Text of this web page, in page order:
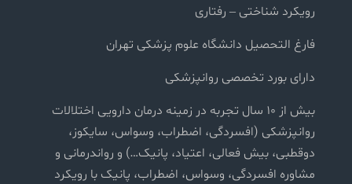
رویکرد شناختی – رفتاری
فارغ التحصیل دانشگاه علوم پزشکی تهران
دارای بورد تخصصی روانپزشکی
بیش از ۱۰ سال تجربه در زمینه درمان دارویی اختلالات
روانپزشکی (افسردگی، اضطراب، وسواس، سایکوز،
دوقطبی، بیش فعالی، اعتیاد، پانیک…) و رواندرمانی و
مشاوره افسردگی، وسواس، اضطراب، پانیک با رویکرد